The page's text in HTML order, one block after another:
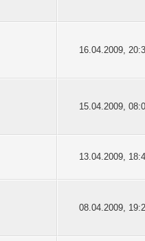
16.04.2009,
15.04.2009,
13.04.2009,
08.04.2009,